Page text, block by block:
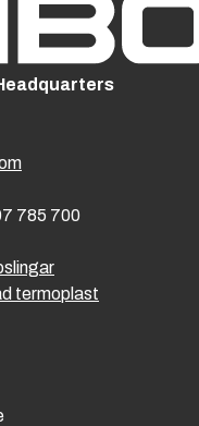
termoplast
785 700